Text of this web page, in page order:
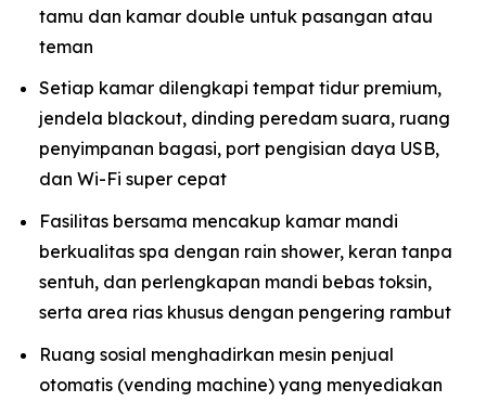
tamu dan kamar double untuk pasangan atau
teman
Setiap kamar dilengkapi tempat tidur premium,
jendela blackout, dinding peredam suara, ruang
penyimpanan bagasi, port pengisian daya USB,
dan Wi-Fi super cepat
Fasilitas bersama mencakup kamar mandi
berkualitas spa dengan rain shower, keran tanpa
sentuh, dan perlengkapan mandi bebas toksin,
serta area rias khusus dengan pengering rambut
Ruang sosial menghadirkan mesin penjual
otomatis (vending machine) yang menyediakan